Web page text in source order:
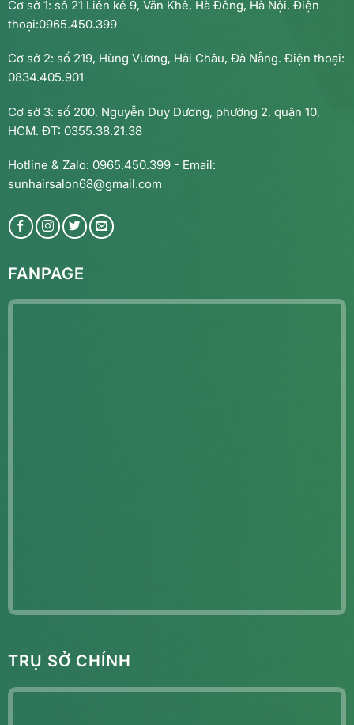
Cơ sở 1: số 21 Liền kề 9, Văn Khê, Hà Đông, Hà Nội. Điện
thoại:0965.450.399
Cơ sở 2: số 219, Hùng Vương, Hải Châu, Đà Nẵng. Điện thoại:
0834.405.901
Cơ sở 3: số 200, Nguyễn Duy Dương, phường 2, quận 10,
HCM. ĐT: 0355.38.21.38
Hotline & Zalo: 0965.450.399 - Email:
sunhairsalon68@gmail.com
FANPAGE
TRỤ SỞ CHÍNH